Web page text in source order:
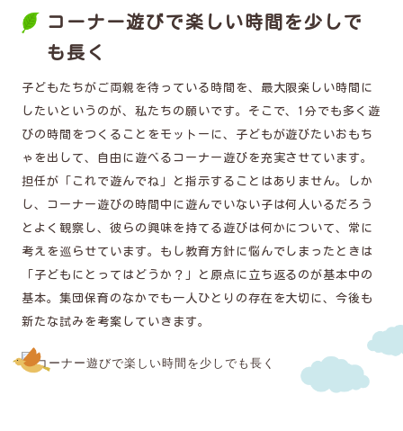
コーナー遊びで楽しい時間を少しで
も長く
子どもたちがご両親を待っている時間を、最大限楽しい時間に
したいというのが、私たちの願いです。そこで、1分でも多く遊
びの時間をつくることをモットーに、子どもが遊びたいおもち
ゃを出して、自由に遊べるコーナー遊びを充実させています。
担任が「これで遊んでね」と指示することはありません。しか
し、コーナー遊びの時間中に遊んでいない子は何人いるだろう
とよく観察し、彼らの興味を持てる遊びは何かについて、常に
考えを巡らせています。もし教育方針に悩んでしまったときは
「子どもにとってはどうか？」と原点に立ち返るのが基本中の
基本。集団保育のなかでも一人ひとりの存在を大切に、今後も
新たな試みを考案していきます。